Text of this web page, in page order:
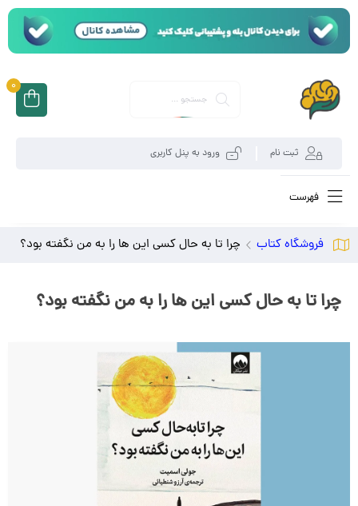
ثبت نام ورود به پنل کاربری
0
فهرست
فروشگاه کتاب چرا تا به حال کسی این ها را به من نگفته بود؟
چرا تا به حال کسی این ها را به من نگفته بود؟